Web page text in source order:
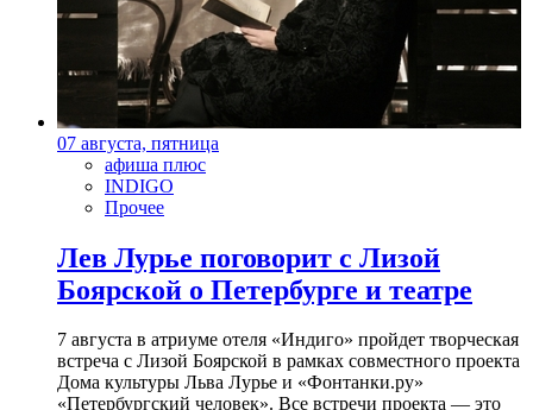
07 августа, пятница
афиша плюс
INDIGO
Прочее
Лев Лурье поговорит с Лизой
Боярской о Петербурге и театре
7 августа в атриуме отеля «Индиго» пройдет творческая
встреча с Лизой Боярской в рамках совместного проекта
Дома культуры Льва Лурье и «Фонтанки.ру»
«Петербургский человек». Все встречи проекта — это